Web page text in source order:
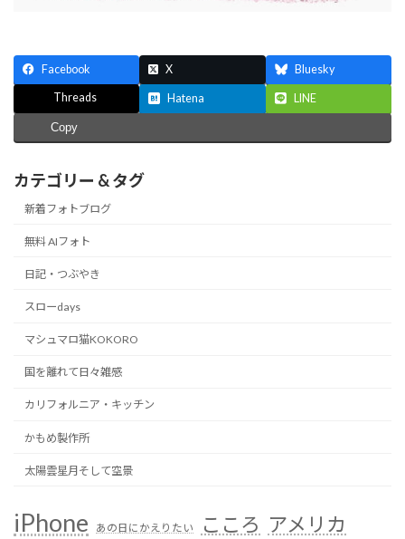
Facebook X Bluesky
Threads Hatena LINE
Copy
カテゴリー & タグ
新着フォトブログ
無料 AIフォト
日記・つぶやき
スローdays
マシュマロ猫KOKORO
国を離れて日々雑感
カリフォルニア・キッチン
かもめ製作所
太陽雲星月そして空景
iPhone あの日にかえりたい こころ アメリカ